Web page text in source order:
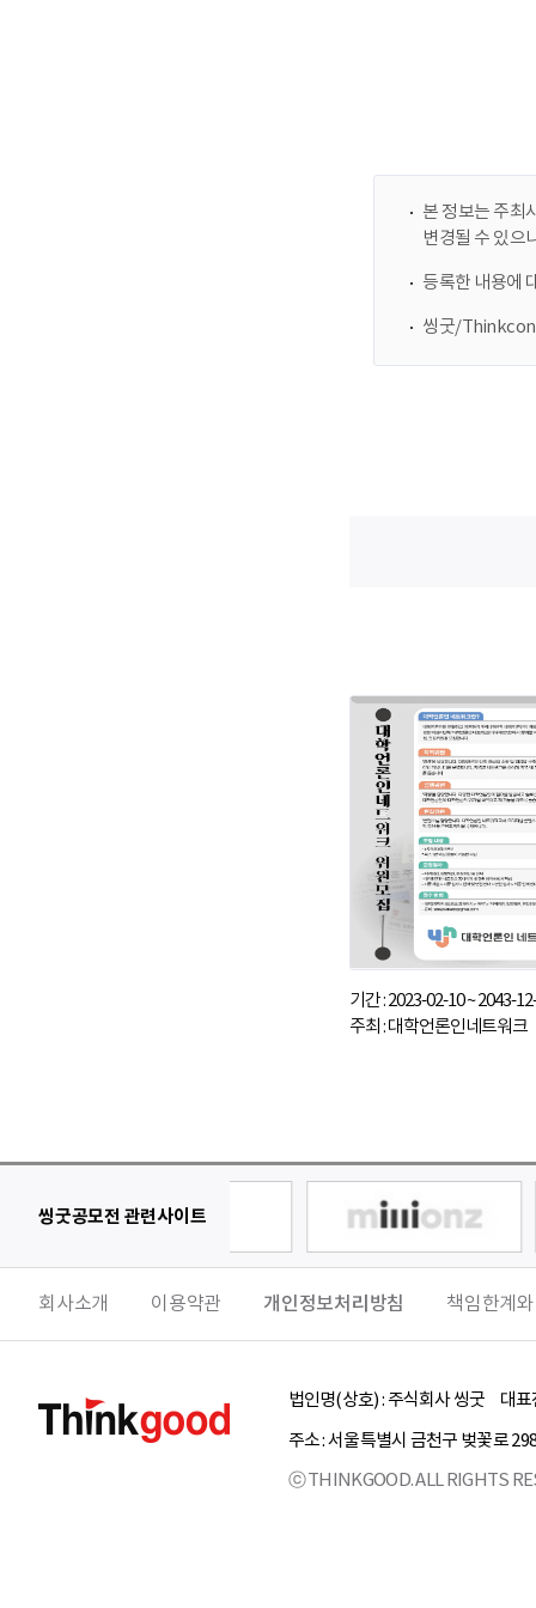
본 정보는 주최
변경될 수 있으
등록한 내용에
씽굿/
기간 : 2023-02-10 ~ 2043-
주최 : 대학언론인네트워크
씽굿공모전 관련사이트
회사소개 이용약관 개인정보처리방침 책임한계
법인명(상호) :주식회사 씽굿
대표
주소 :서울특별시 금천구 벚꽃로
ⓒ THINKGOOD. ALL RIGHTS